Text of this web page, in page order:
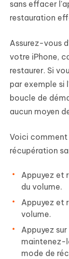
sans effacer
restauration
Assurez-vous
votre iPhone,
restaurer. Si
par exemple si
boucle de
aucun moyen
Voici comment
récupération
Appuyez et
du volume.
Appuyez et
volume.
Appuyez
maintenez-
mode de